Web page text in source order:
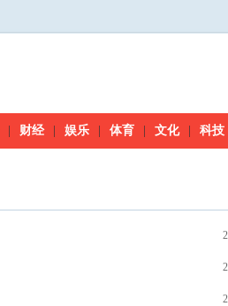
财经 娱乐 体育 文化 科技